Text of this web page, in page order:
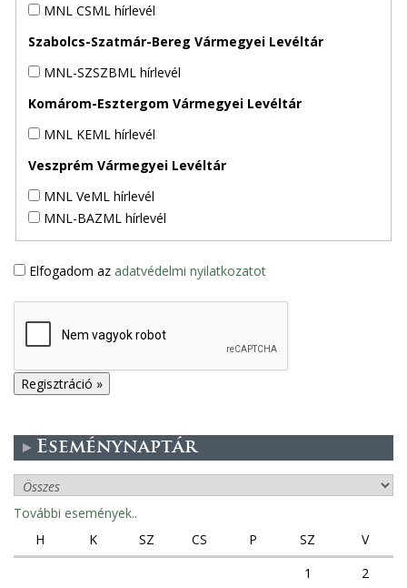
MNL CSML hírlevél
Szabolcs-Szatmár-Bereg Vármegyei Levéltár
MNL-SZSZBML hírlevél
Komárom-Esztergom Vármegyei Levéltár
MNL KEML hírlevél
Veszprém Vármegyei Levéltár
MNL VeML hírlevél
MNL-BAZML hírlevél
Elfogadom az adatvédelmi nyilatkozatot
Eseménynaptár
További események..
H
K SZ CS P SZ
V
1
2